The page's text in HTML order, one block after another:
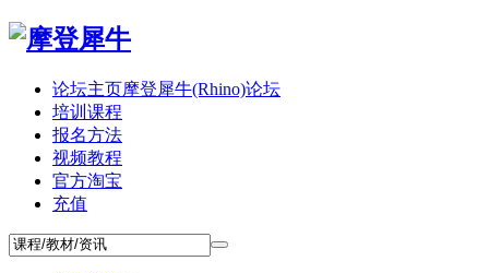
论坛主页摩登犀牛(Rhino)论坛
培训课程
报名方法
视频教程
官方淘宝
充值